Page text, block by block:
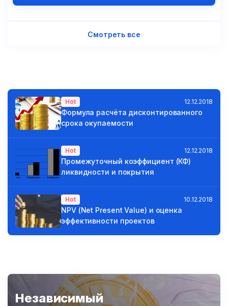
Смотреть все
Hot 12.12.2018
Формула расчёта дисконтированного
срока окупаемости
Hot 12.12.2018
Промежуточный коэффициент (КФ)
ликвидности и покрытия
Hot 10.12.2018
NPV (Net Present Value) и оценка
эффективности проектов
Независимый